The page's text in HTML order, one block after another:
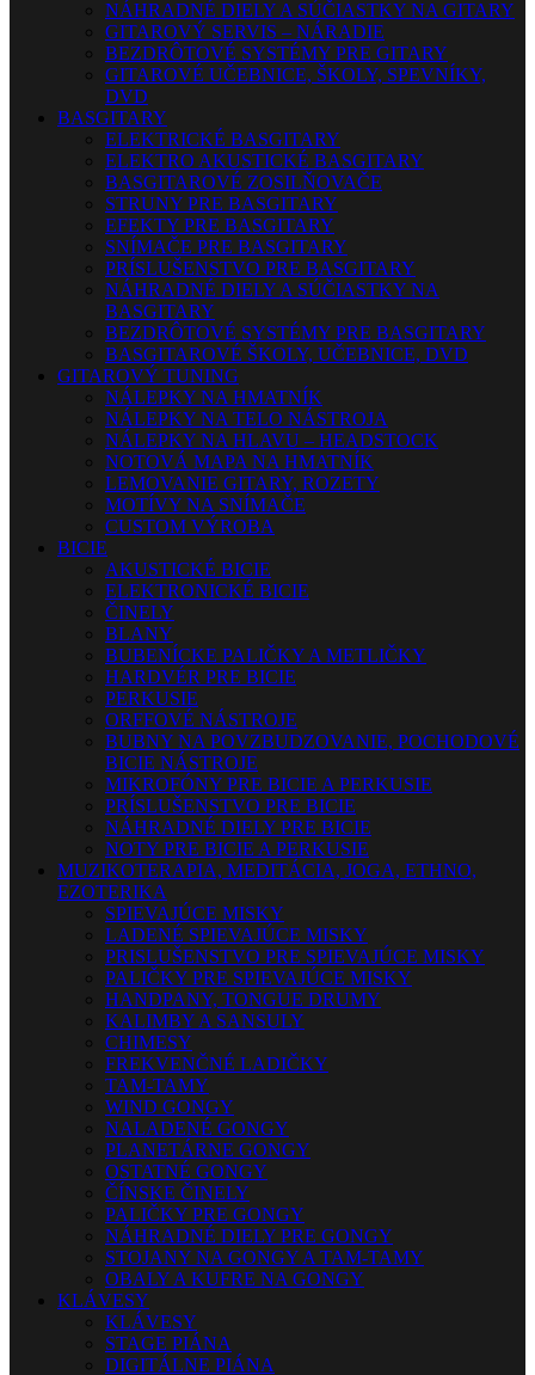
NÁHRADNÉ DIELY A SÚČIASTKY NA GITARY
GITAROVÝ SERVIS – NÁRADIE
BEZDRÔTOVÉ SYSTÉMY PRE GITARY
GITAROVÉ UČEBNICE, ŠKOLY, SPEVNÍKY,
DVD
BASGITARY
ELEKTRICKÉ BASGITARY
ELEKTRO AKUSTICKÉ BASGITARY
BASGITAROVÉ ZOSILŇOVAČE
STRUNY PRE BASGITARY
EFEKTY PRE BASGITARY
SNÍMAČE PRE BASGITARY
PRÍSLUŠENSTVO PRE BASGITARY
NÁHRADNÉ DIELY A SÚČIASTKY NA
BASGITARY
BEZDRÔTOVÉ SYSTÉMY PRE BASGITARY
BASGITAROVÉ ŠKOLY, UČEBNICE, DVD
GITAROVÝ TUNING
NÁLEPKY NA HMATNÍK
NÁLEPKY NA TELO NÁSTROJA
NÁLEPKY NA HLAVU – HEADSTOCK
NOTOVÁ MAPA NA HMATNÍK
LEMOVANIE GITARY, ROZETY
MOTÍVY NA SNÍMAČE
CUSTOM VÝROBA
BICIE
AKUSTICKÉ BICIE
ELEKTRONICKÉ BICIE
ČINELY
BLANY
BUBENÍCKE PALIČKY A METLIČKY
HARDVÉR PRE BICIE
PERKUSIE
ORFFOVÉ NÁSTROJE
BUBNY NA POVZBUDZOVANIE, POCHODOVÉ
BICIE NÁSTROJE
MIKROFÓNY PRE BICIE A PERKUSIE
PRÍSLUŠENSTVO PRE BICIE
NÁHRADNÉ DIELY PRE BICIE
NOTY PRE BICIE A PERKUSIE
MUZIKOTERAPIA, MEDITÁCIA, JOGA, ETHNO,
EZOTERIKA
SPIEVAJÚCE MISKY
LADENÉ SPIEVAJÚCE MISKY
PRISLUŠENSTVO PRE SPIEVAJÚCE MISKY
PALIČKY PRE SPIEVAJÚCE MISKY
HANDPANY, TONGUE DRUMY
KALIMBY A SANSULY
CHIMESY
FREKVENČNÉ LADIČKY
TAM-TAMY
WIND GONGY
NALADENÉ GONGY
PLANETÁRNE GONGY
OSTATNÉ GONGY
ČÍNSKE ČINELY
PALIČKY PRE GONGY
NÁHRADNÉ DIELY PRE GONGY
STOJANY NA GONGY A TAM-TAMY
OBALY A KUFRE NA GONGY
KLÁVESY
KLÁVESY
STAGE PIÁNA
DIGITÁLNE PIÁNA